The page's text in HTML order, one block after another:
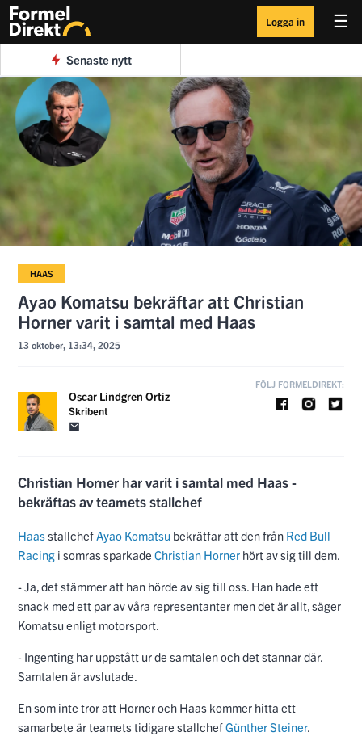
☰
Logga in
Senaste nytt
HAAS
Ayao Komatsu bekräftar att Christian
Horner varit i samtal med Haas
13 oktober, 13:34, 2025
Oscar Lindgren Ortiz
Skribent
FÖLJ FORMELDIREKT:
Christian Horner har varit i samtal med Haas -
bekräftas av teamets stallchef
Haasstallchef Ayao Komatsu bekrätfar att den från Red Bull
Racing i somras sparkade Christian Horner hört av sig till dem.
- Ja, det stämmer att han hörde av sig till oss. Han hade ett
snack med ett par av våra representanter men det är allt, säger
Komatsu enligt motorsport.
- Ingenting har uppstått ur de samtalen och det stannar där.
Samtalen är avslutade.
En som inte tror att Horner och Haas kommer hitta ett
samarbete är teamets tidigare stallchefGünther Steiner.